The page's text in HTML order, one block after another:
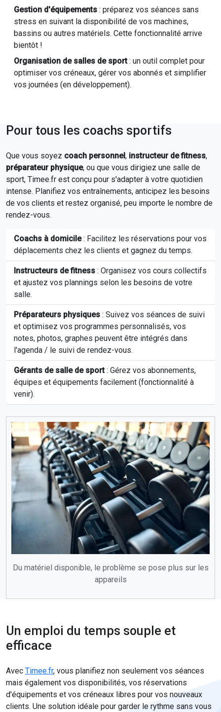
Gestion d'équipements : préparez vos séances sans
stress en suivant la disponibilité de vos machines,
bassins ou autres matériels. Cette fonctionnalité arrive
bientôt !
Organisation de salles de sport: un outil complet pour
optimiser vos créneaux, gérer vos abonnés et simplifier
vos journées (en développement).
Pour tous les coachs sportifs
Que vous soyez coach personnel, instructeur de fitness,
préparateur physique, ou que vous dirigiez une salle de
sport, Timee.fr est conçu pour s'adapter à votre quotidien
intense. Planifiez vos entraînements, anticipez les besoins
de vos clients et restez organisé, peu importe le nombre de
rendez-vous.
Coachs à domicile: Facilitez les réservations pour vos
déplacements chez les clients et gagnez du temps.
Instructeurs de fitness : Organisez vos cours collectifs
et ajustez vos plannings selon les besoins de votre
salle.
Préparateurs physiques : Suivez vos séances de suivi
et optimisez vos programmes personnalisés, vos
notes, photos, graphes peuvent être intégrés dans
l'agenda / le suivi de rendez-vous.
Gérants de salle de sport: Gérez vos abonnements,
équipes et équipements facilement (fonctionnalité à
venir).
Du matériel disponible, le problème se pose plus sur les
appareils
Un emploi du temps souple et
efficace
Avec Timee.fr, vous planifiez non seulement vos séances
mais également vos disponibilités, vos réservations
d'équipements et vos créneaux libres pour vos nouveaux
clients. Une solution idéale pour garder le rythme sans vous